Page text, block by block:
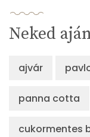
Neked
ajvár
panna cotta
cukormentes